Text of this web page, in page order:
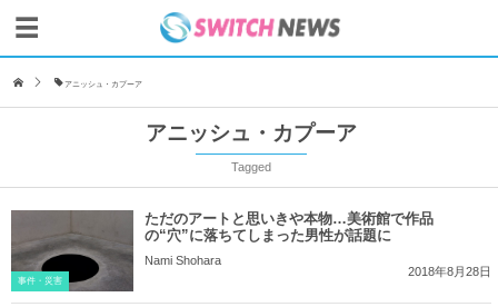
アニッシュ・カプーア
アニッシュ・カプーア
Tagged
事件・災害
ただのアートと思いきや本物…美術館で作品
の“穴”に落ちてしまった男性が話題に
Nami Shohara
2018年8月28日